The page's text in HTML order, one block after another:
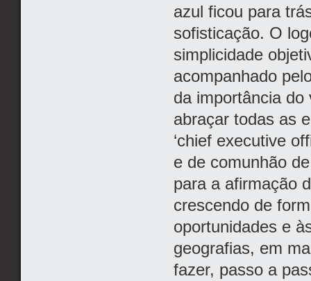
azul ficou para
sofisticação. O
simplicidade
acompanhado
da importância
abraçar todas as
‘chief executive
e de comunhão
para a afirmação
crescendo de
oportunidades e
geografias, em
fazer, passo a